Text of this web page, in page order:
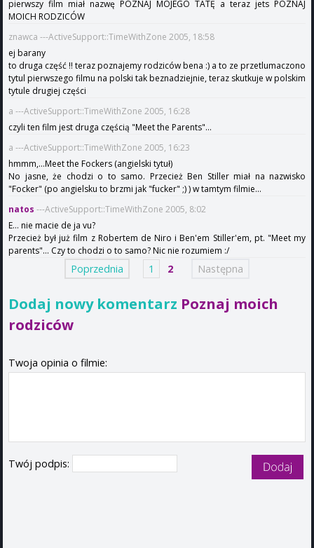
pierwszy film miał nazwę POZNAJ MOJEGO TATĘ a teraz jets POZNAJ
MOICH RODZICÓW
znawca ---ActiveSupport::TimeWithZone 2005, 18:58
ej barany
to druga część !! teraz poznajemy rodziców bena :) a to ze przetlumaczono
tytul pierwszego filmu na polski tak beznadziejnie, teraz skutkuje w polskim
tytule drugiej części
a ---ActiveSupport::TimeWithZone 2005, 16:28
czyli ten film jest druga częścią "Meet the Parents"...
a ---ActiveSupport::TimeWithZone 2005, 16:23
hmmm,...Meet the Fockers (angielski tytuł)
No jasne, że chodzi o to samo. Przecież Ben Stiller miał na nazwisko
"Focker" (po angielsku to brzmi jak "fucker" ;) ) w tamtym filmie...
natos ---ActiveSupport::TimeWithZone 2005, 8:02
E... nie macie de ja vu?
Przecież był już film z Robertem de Niro i Ben'em Stiller'em, pt. "Meet my
parents"... Czy to chodzi o to samo? Nic nie rozumiem :/
Poprzednia 1 2 Następna
Dodaj nowy komentarz Poznaj moich
rodziców
Twoja opinia o filmie:
Twój podpis: